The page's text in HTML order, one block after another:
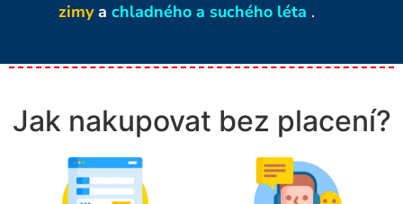
zimy a chladného a suchého léta .
Jak nakupovat bez placení?